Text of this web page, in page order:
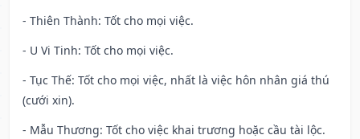
- Thiên Thành: Tốt cho mọi việc.
- U Vi Tinh: Tốt cho mọi việc.
- Tục Thế: Tốt cho mọi việc, nhất là việc hôn nhân giá thú
(cưới xin).
- Mẫu Thương: Tốt cho việc khai trương hoặc cầu tài lộc.